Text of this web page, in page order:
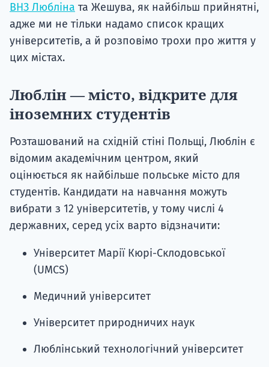
ВНЗ Любліна та Жешува, як найбільш прийнятні,
адже ми не тільки надамо список кращих
університетів, а й розповімо трохи про життя у
цих містах.
Люблін — місто, відкрите для
іноземних студентів
Розташований на східній стіні Польщі, Люблін є
відомим академічним центром, який
оцінюється як найбільше польське місто для
студентів. Кандидати на навчання можуть
вибрати з 12 університетів, у тому числі 4
державних, серед усіх варто відзначити:
Університет Марії Кюрі-Склодовської
(UMCS)
Медичний університет
Університет природничих наук
Люблінський технологічний університет